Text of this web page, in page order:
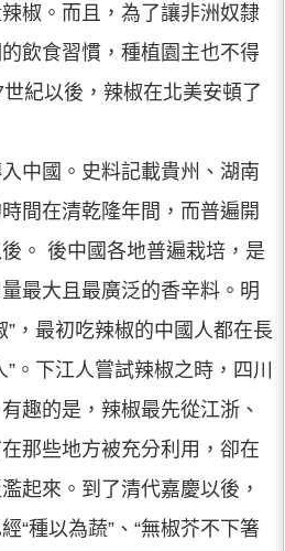
椒。而且，為了讓非洲奴隸
飲食習慣，種植園主也不得
紀以後，辣椒在北美安頓了
中國。史料記載貴州、湖南
間在清乾隆年間，而普遍開
。 後中國各地普遍栽培，是
最大且最廣泛的香辛料。明
”，最初吃辣椒的中國人都在長
。下江人嘗試辣椒之時，四川
趣的是，辣椒最先從江浙、
那些地方被充分利用，卻在
起來。到了清代嘉慶以後，
“種以為蔬”、“無椒芥不下箸